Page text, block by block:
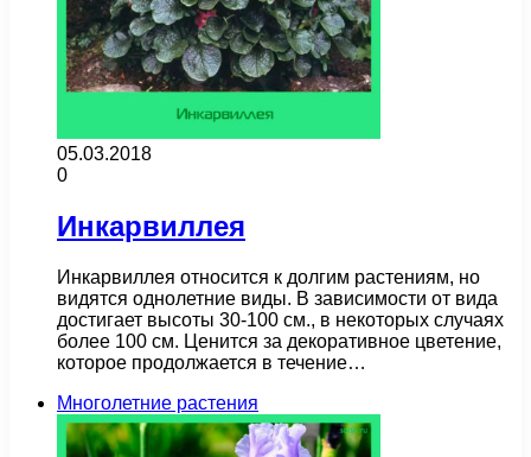
05.03.2018
0
Инкарвиллея
Инкарвиллея относится к долгим растениям, но
видятся однолетние виды. В зависимости от вида
достигает высоты 30-100 см., в некоторых случаях
более 100 см. Ценится за декоративное цветение,
которое продолжается в течение…
Многолетние растения